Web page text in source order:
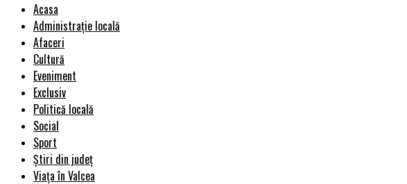
Acasa
Administrație locală
Afaceri
Cultură
Eveniment
Exclusiv
Politică locală
Social
Sport
Știri din județ
Viața în Valcea